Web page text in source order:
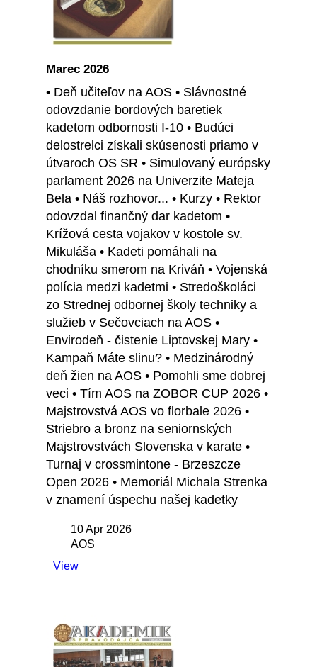
Marec 2026
• Deň učiteľov na AOS • Slávnostné
odovzdanie bordových baretiek
kadetom odbornosti I-10 • Budúci
delostrelci získali skúsenosti priamo v
útvaroch OS SR • Simulovaný európsky
parlament 2026 na Univerzite Mateja
Bela • Náš rozhovor... • Kurzy • Rektor
odovzdal finančný dar kadetom •
Krížová cesta vojakov v kostole sv.
Mikuláša • Kadeti pomáhali na
chodníku smerom na Kriváň • Vojenská
polícia medzi kadetmi • Stredoškoláci
zo Strednej odbornej školy techniky a
služieb v Sečovciach na AOS •
Envirodeň - čistenie Liptovskej Mary •
Kampaň Máte slinu? • Medzinárodný
deň žien na AOS • Pomohli sme dobrej
veci • Tím AOS na ZOBOR CUP 2026 •
Majstrovstvá AOS vo florbale 2026 •
Striebro a bronz na seniornských
Majstrovstvách Slovenska v karate •
Turnaj v crossmintone - Brzeszcze
Open 2026 • Memoriál Michala Strenka
v znamení úspechu našej kadetky
10 Apr 2026
AOS
View